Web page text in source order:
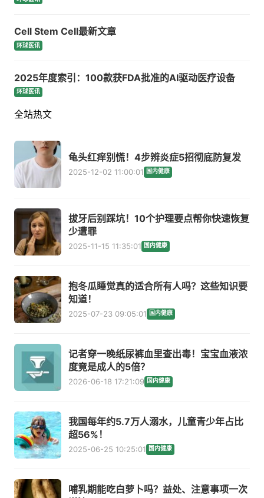
Cell Stem Cell最新文章
环球医讯
2025年度索引：100款获FDA批准的AI驱动医疗设备
环球医讯
全站热文
龟头红痒别慌！4步辨炎症5招彻底防复发
2025-12-02 11:00:01 国内健康
拔牙后别踩坑！10个护理要点帮你快速恢复
少遭罪
2025-11-15 11:35:01 国内健康
抱冬瓜睡觉真的适合所有人吗？这些知识要
知道！
2025-07-23 09:05:01 国内健康
记者穿一晚纸尿裤血里查出毒！宝宝血液浓
度竟是成人的5倍？
2026-06-18 17:21:09 国内健康
我国每年约5.7万人溺水，儿童青少年占比
超56%！
2025-06-25 10:25:01 国内健康
哺乳期能吃白萝卜吗？益处、注意事项一次